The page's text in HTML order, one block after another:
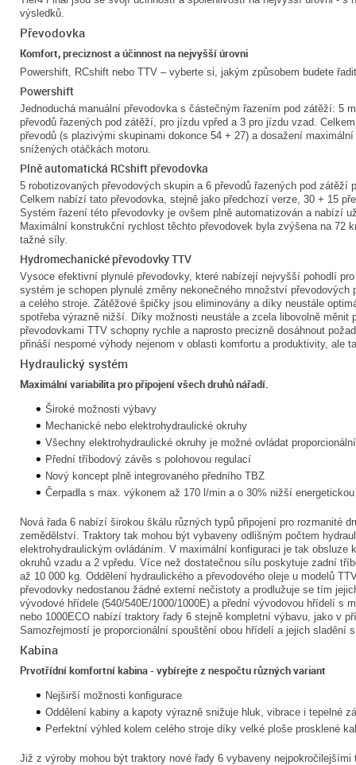
výsledků.
Převodovka
Komfort, preciznost a účinnost na nejvyšší úrovni
Powershift, RCshift nebo TTV – vyberte si, jakým způsobem budete řadit
Powershift
Jednoduchá manuální převodovka s částečným řazením pod zátěží: 5
převodů řazených pod zátěží, pro jízdu vpřed a 3 pro jízdu vzad.
převodů (s plazivými skupinami dokonce 54 + 27) a dosažení
snížených otáčkách motoru.
Plně automatická RCshift převodovka
5 robotizovaných převodových skupin a 6 převodů řazených pod zátěží
Celkem nabízí tato převodovka, stejně jako předchozí verze, 30 + 15
Systém řazení této převodovky je ovšem plně automatizován a nabízí
Maximální konstrukční rychlost těchto převodovek byla zvýšena na 72
tažné síly.
Hydromechanické převodovky TTV
Vysoce efektivní plynulé převodovky, které nabízejí nejvyšší pohodlí
systém je schopen plynulé změny nekonečného množství převodových
a celého stroje. Zátěžové špičky jsou eliminovány a díky neustále
spotřeba výrazně nižší. Díky možnosti neustále a zcela libovolně měnit
převodovkami TTV schopny rychle a naprosto precizně dosáhnout
přináší nesporné výhody nejenom v oblasti komfortu a produktivity, ale
Hydraulický systém
Maximální variabilita pro připojení všech druhů nářadí.
Široké možnosti výbavy
Mechanické nebo elektrohydraulické okruhy
Všechny elektrohydraulické okruhy je možné ovládat proporcionální
Přední tříbodový závěs s polohovou regulací
Nový koncept plně integrovaného předního TBZ
Čerpadla s max. výkonem až 170 l/min a o 30% nižší
Nová řada 6 nabízí širokou škálu různých typů připojení pro rozmanité
zemědělství. Traktory tak mohou být vybaveny odlišným počtem
elektrohydraulickým ovládáním. V maximální konfiguraci je tak obsluze
okruhů vzadu a 2 vpředu. Více než dostatečnou sílu poskytuje zadní
až 10 000 kg. Oddělení hydraulického a převodového oleje u modelů
převodovky nedostanou žádné externí nečistoty a prodlužuje se tím
vývodové hřídele (540/540E/1000/1000E) a přední vývodovou hřídelí s
nebo 1000ECO nabízí traktory řady 6 stejně kompletní výbavu, jako v
Samozřejmostí je proporcionální spouštění obou hřídelí a jejich sladění
Kabina
Prvotřídní komfortní kabina - vybírejte z nespočtu různých variant
Nejširší možnosti konfigurace
Oddělení kabiny a kapoty výrazně snižuje hluk, vibrace i tepelné
Perfektní výhled kolem celého stroje díky velké ploše prosklené
Již z výroby mohou být traktory nové řady 6 vybaveny